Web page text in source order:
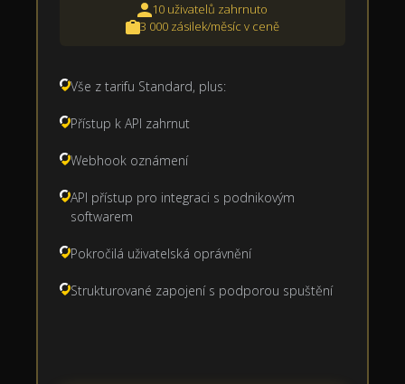
10 uživatelů zahrnuto
3 000 zásilek/měsíc v ceně
Vše z tarifu Standard, plus:
Přístup k API zahrnut
Webhook oznámení
API přístup pro integraci s podnikovým
softwarem
Pokročilá uživatelská oprávnění
Strukturované zapojení s podporou spuštění